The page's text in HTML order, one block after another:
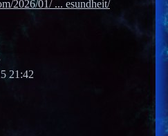
2026/01/ ... esundheit/
21:42